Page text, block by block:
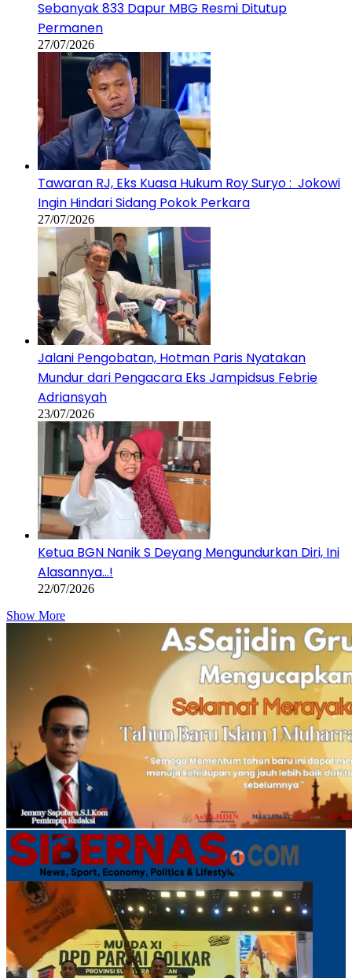
Sebanyak 833 Dapur MBG Resmi Ditutup
Permanen
27/07/2026
Tawaran RJ, Eks Kuasa Hukum Roy Suryo : Jokowi
Ingin Hindari Sidang Pokok Perkara
27/07/2026
Jalani Pengobatan, Hotman Paris Nyatakan
Mundur dari Pengacara Eks Jampidsus Febrie
Adriansyah
23/07/2026
Ketua BGN Nanik S Deyang Mengundurkan Diri, Ini
Alasannya…!
22/07/2026
Show More